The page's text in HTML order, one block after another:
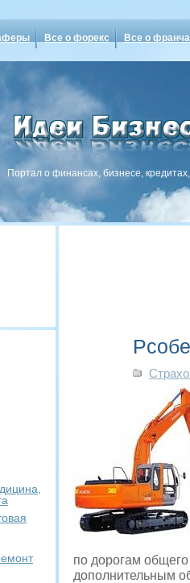
Все о форекс Все о
Портал о финансах, бизнесе,
по дорогам общего
дополнительным